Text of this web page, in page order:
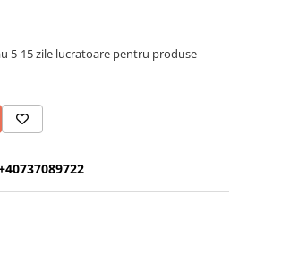
5-15 zile lucratoare pentru produse